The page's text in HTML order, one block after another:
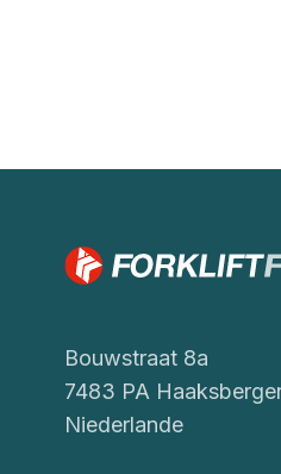
Bouwstraat 8a
7483 PA
Niederlande